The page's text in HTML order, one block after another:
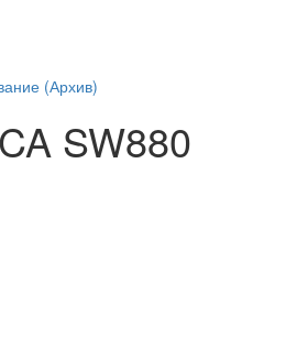
(Архив)
SW880